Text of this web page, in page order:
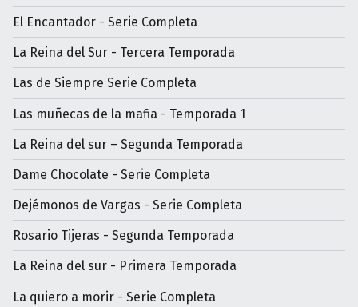
El Encantador - Serie Completa
La Reina del Sur - Tercera Temporada
Las de Siempre Serie Completa
Las muñecas de la mafia - Temporada 1
La Reina del sur – Segunda Temporada
Dame Chocolate - Serie Completa
Dejémonos de Vargas - Serie Completa
Rosario Tijeras - Segunda Temporada
La Reina del sur - Primera Temporada
La quiero a morir - Serie Completa